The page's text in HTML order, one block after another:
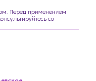
Перед применением
со